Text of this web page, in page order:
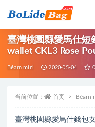
臺灣桃園縣愛馬仕短
wallet CKL3 Rose
Béarn mini 2020-05-04 0
当前位置： 首页 Béarn
臺灣桃園縣愛馬仕錢包